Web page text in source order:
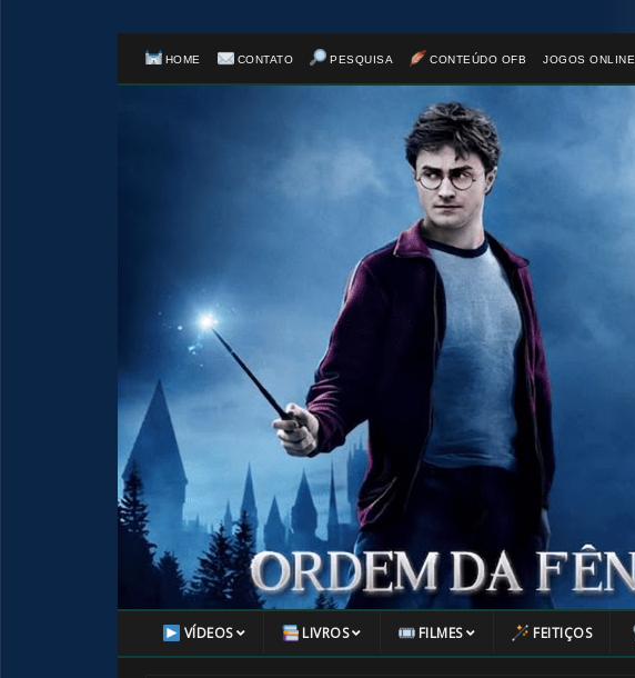
HOME CONTATO PESQUISA CONTEÚDO OFB JOGOS ONLINE
VÍDEOS LIVROS FILMES FEITIÇOS